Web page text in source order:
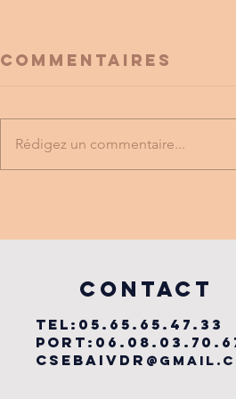
MUSICAL
Commentaires
Rédigez un commentaire...
COntact
TEL:05.65.65.47.33
csebaivdr